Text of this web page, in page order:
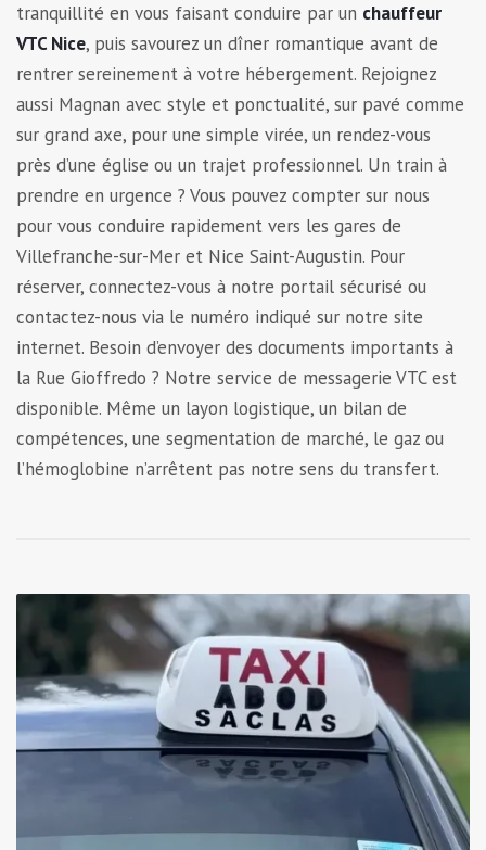
tranquillité en vous faisant conduire par un chauffeur
VTC Nice, puis savourez un dîner romantique avant de
rentrer sereinement à votre hébergement. Rejoignez
aussi Magnan avec style et ponctualité, sur pavé comme
sur grand axe, pour une simple virée, un rendez-vous
près d’une église ou un trajet professionnel. Un train à
prendre en urgence ? Vous pouvez compter sur nous
pour vous conduire rapidement vers les gares de
Villefranche-sur-Mer et Nice Saint-Augustin. Pour
réserver, connectez-vous à notre portail sécurisé ou
contactez-nous via le numéro indiqué sur notre site
internet. Besoin d’envoyer des documents importants à
la Rue Gioffredo ? Notre service de messagerie VTC est
disponible. Même un layon logistique, un bilan de
compétences, une segmentation de marché, le gaz ou
l’hémoglobine n’arrêtent pas notre sens du transfert.